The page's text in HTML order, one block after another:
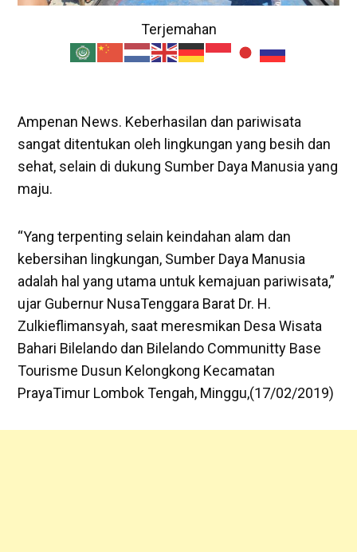
Terjemahan
Ampenan News. Keberhasilan dan pariwisata
sangat ditentukan oleh lingkungan yang besih dan
sehat, selain di dukung Sumber Daya Manusia yang
maju.
“Yang terpenting selain keindahan alam dan
kebersihan lingkungan, Sumber Daya Manusia
adalah hal yang utama untuk kemajuan pariwisata,”
ujar Gubernur NusaTenggara Barat Dr. H.
Zulkieflimansyah, saat meresmikan Desa Wisata
Bahari Bilelando dan Bilelando Communitty Base
Tourisme Dusun Kelongkong Kecamatan
PrayaTimur Lombok Tengah, Minggu,(17/02/2019)